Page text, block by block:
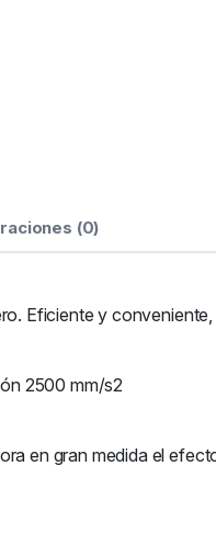
(0)
Eficiente y conveniente,
2500 mm/s2
en gran medida el